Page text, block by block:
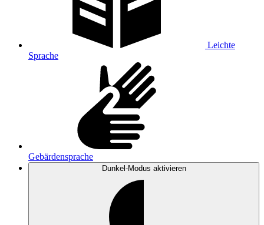
Leichte
Sprache
Gebärdensprache
Dunkel-Modus aktivieren